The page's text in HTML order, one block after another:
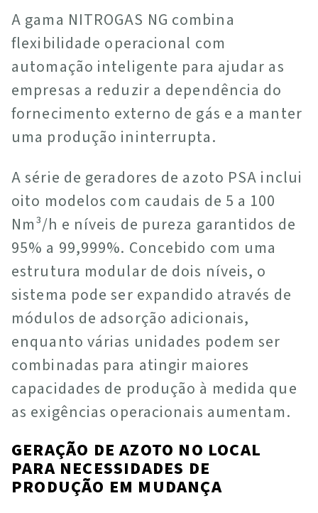
A gama NITROGAS NG combina
flexibilidade operacional com
automação inteligente para ajudar as
empresas a reduzir a dependência do
fornecimento externo de gás e a manter
uma produção ininterrupta.
A série de geradores de azoto PSA inclui
oito modelos com caudais de 5 a 100
Nm³/h e níveis de pureza garantidos de
95% a 99,999%. Concebido com uma
estrutura modular de dois níveis, o
sistema pode ser expandido através de
módulos de adsorção adicionais,
enquanto várias unidades podem ser
combinadas para atingir maiores
capacidades de produção à medida que
as exigências operacionais aumentam.
GERAÇÃO DE AZOTO NO LOCAL
PARA NECESSIDADES DE
PRODUÇÃO EM MUDANÇA